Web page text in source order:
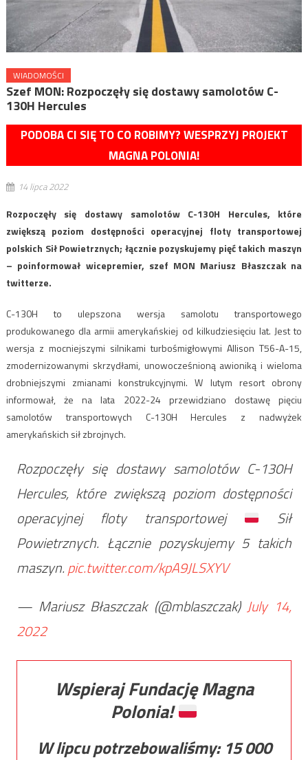
WIADOMOŚCI
Szef MON: Rozpoczęły się dostawy samolotów C-
130H Hercules
PODOBA CI SIĘ TO CO ROBIMY? WESPRZYJ PROJEKT
MAGNA POLONIA!
14 lipca 2022
Rozpoczęły się dostawy samolotów C-130H Hercules, które
zwiększą poziom dostępności operacyjnej floty transportowej
polskich Sił Powietrznych; łącznie pozyskujemy pięć takich maszyn
– poinformował wicepremier, szef MON Mariusz Błaszczak na
twitterze.
C-130H to ulepszona wersja samolotu transportowego
produkowanego dla armii amerykańskiej od kilkudziesięciu lat. Jest to
wersja z mocniejszymi silnikami turbośmigłowymi Allison T56-A-15,
zmodernizowanymi skrzydłami, unowocześnioną awioniką i wieloma
drobniejszymi zmianami konstrukcyjnymi. W lutym resort obrony
informował, że na lata 2022-24 przewidziano dostawę pięciu
samolotów transportowych C-130H Hercules z nadwyżek
amerykańskich sił zbrojnych.
Rozpoczęły się dostawy samolotów C-130H
Hercules, które zwiększą poziom dostępności
operacyjnej floty transportowej
Sił
Powietrznych. Łącznie pozyskujemy 5 takich
maszyn.pic.twitter.com/kpA9JLSXYV
— Mariusz Błaszczak (@mblaszczak) July 14,
2022
Wspieraj Fundację Magna
Polonia!
W lipcu potrzebowaliśmy: 15 000